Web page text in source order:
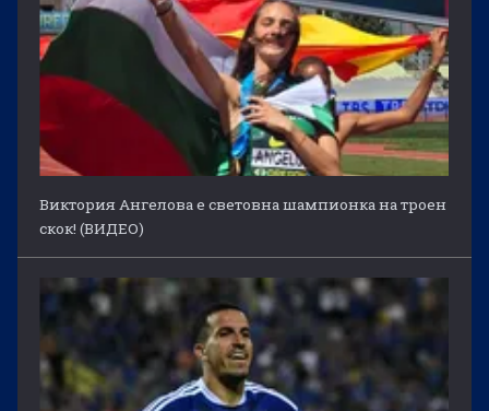
Виктория Ангелова е световна шампионка на троен
скок! (ВИДЕО)